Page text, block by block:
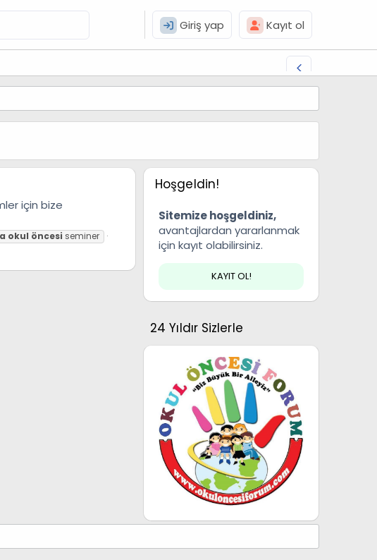
Giriş yap Kayıt ol
için bize
okul öncesi seminer
Hoşgeldin!
Sitemize hoşgeldiniz,
avantajlardan yararlanmak
için kayıt olabilirsiniz.
KAYIT OL!
24 Yıldır Sizlerle